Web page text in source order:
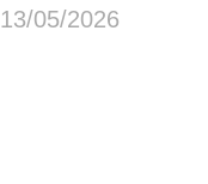
13/05/2026